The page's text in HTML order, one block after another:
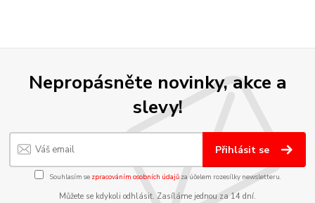
Nepropásněte novinky, akce a
slevy!
Přihlásit se
Souhlasím se zpracováním osobních údajůza účelem rozesílky newsletteru.
Můžete se kdykoli odhlásit. Zasíláme jednou za 14 dní.